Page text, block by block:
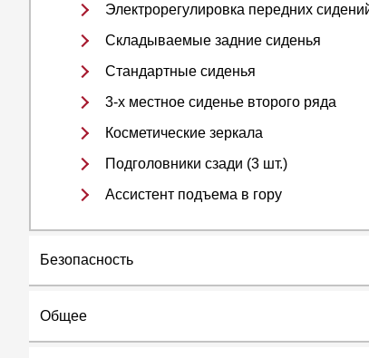
Электрорегулировка передних
Складываемые задние сиденья
Стандартные сиденья
3-х местное сиденье второго ряда
Косметические зеркала
Подголовники сзади (3 шт.)
Ассистент подъема в гору
Безопасность
Антипробуксовочная система
Общее